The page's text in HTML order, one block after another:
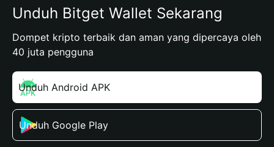
Unduh Bitget Wallet Sekarang
Dompet kripto terbaik dan aman yang dipercaya oleh
40 juta pengguna
Unduh Android APK
Unduh Google Play